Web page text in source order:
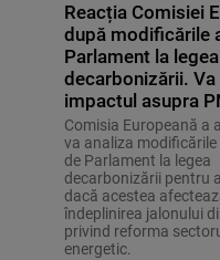
Reacția Comisiei
după modificările
Parlament la legea
decarbonizării. Va
impactul asupra
Comisia Europeană a
va analiza
de Parlament la legea
decarbonizării pentru
dacă acestea
îndeplinirea jalonului
privind reforma
energetic.